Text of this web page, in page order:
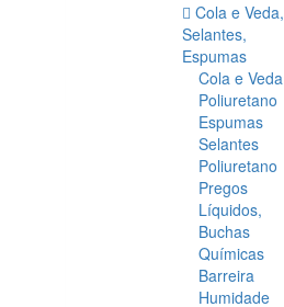
Cola e Veda,
Selantes,
Espumas
Cola e Veda
Poliuretano
Espumas
Selantes
Poliuretano
Pregos
Líquidos,
Buchas
Químicas
Barreira
Humidade